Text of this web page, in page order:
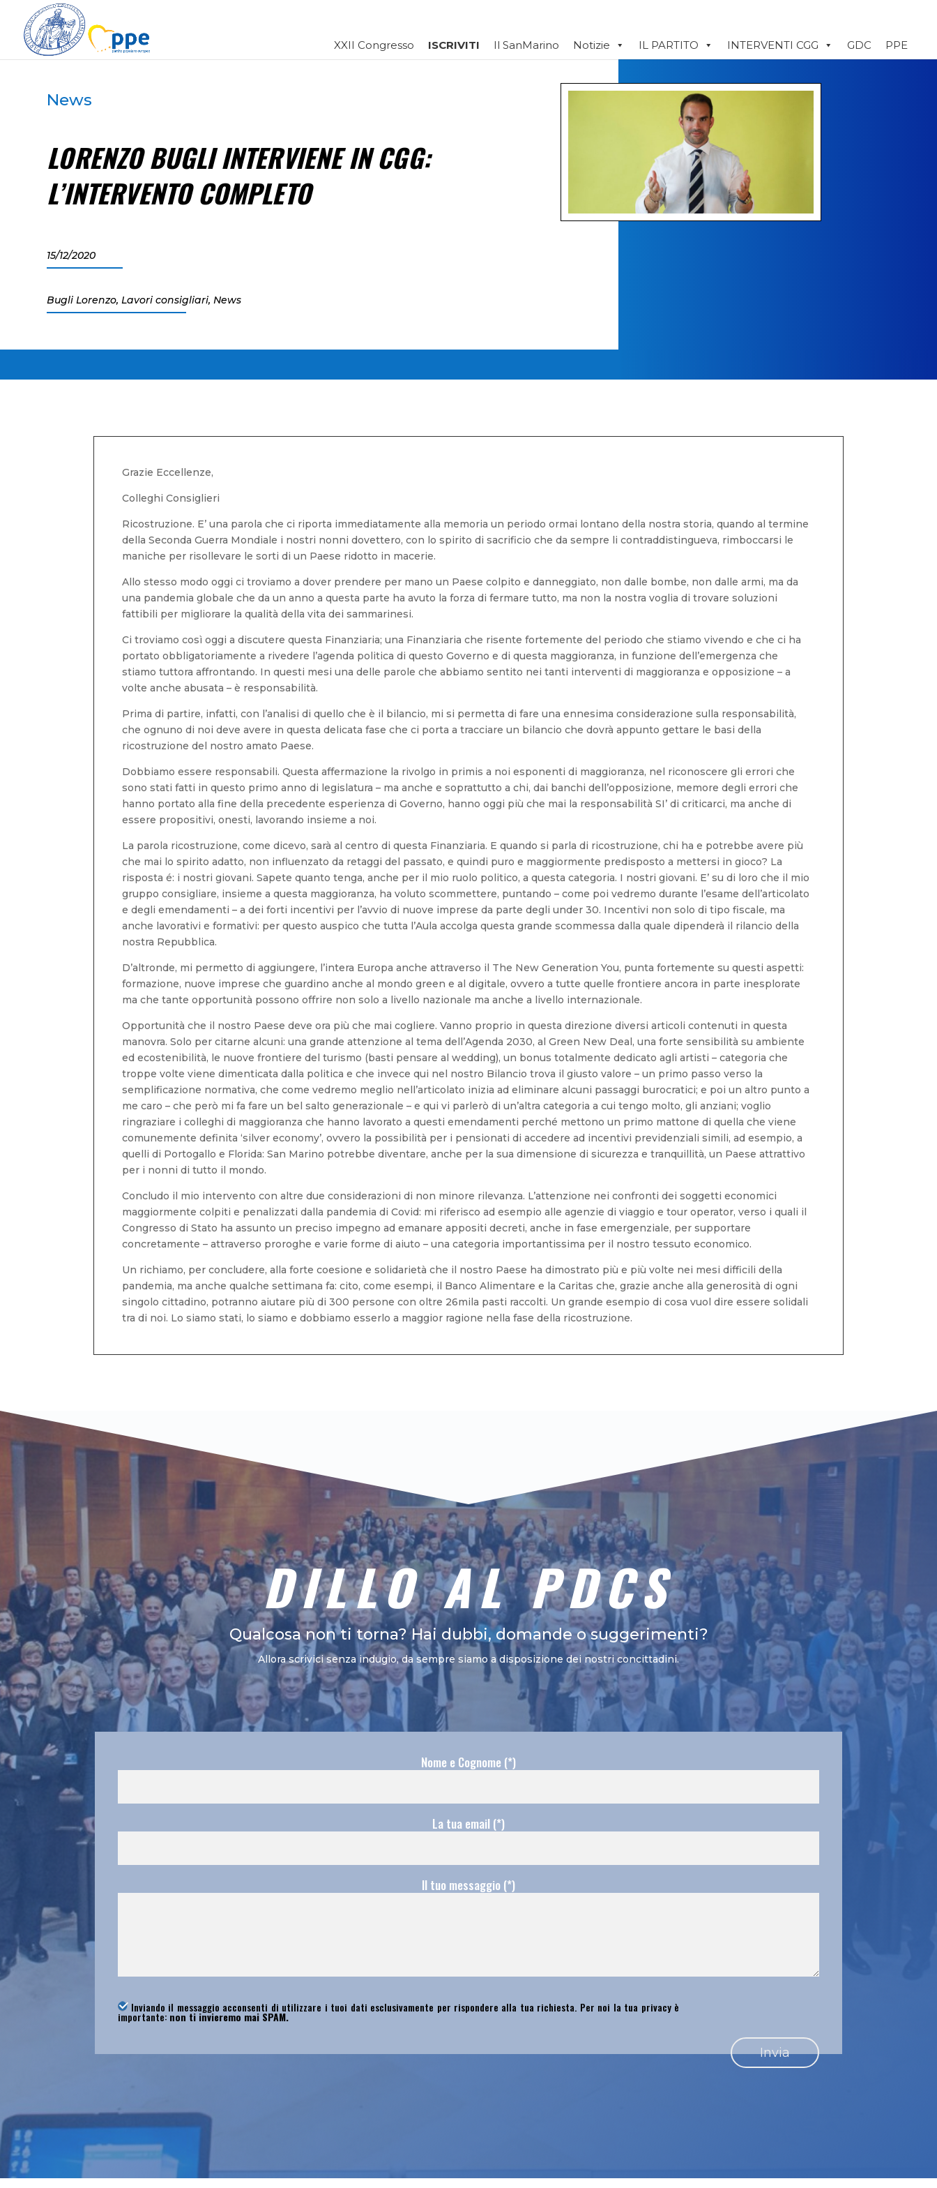
XXII Congresso ISCRIVITI Il SanMarino Notizie IL PARTITO INTERVENTI CGG GDC PPE
News
LORENZO BUGLI INTERVIENE IN CGG:
L’INTERVENTO COMPLETO
15/12/2020
Bugli Lorenzo,Lavori consigliari,News
Grazie Eccellenze,
Colleghi Consiglieri
Ricostruzione. E’ una parola che ci riporta immediatamente alla memoria un periodo ormai lontano della nostra storia, quando al termine
della Seconda Guerra Mondiale i nostri nonni dovettero, con lo spirito di sacrificio che da sempre li contraddistingueva, rimboccarsi le
maniche per risollevare le sorti di un Paese ridotto in macerie.
Allo stesso modo oggi ci troviamo a dover prendere per mano un Paese colpito e danneggiato, non dalle bombe, non dalle armi, ma da
una pandemia globale che da un anno a questa parte ha avuto la forza di fermare tutto, ma non la nostra voglia di trovare soluzioni
fattibili per migliorare la qualità della vita dei sammarinesi.
Ci troviamo così oggi a discutere questa Finanziaria; una Finanziaria che risente fortemente del periodo che stiamo vivendo e che ci ha
portato obbligatoriamente a rivedere l’agenda politica di questo Governo e di questa maggioranza, in funzione dell’emergenza che
stiamo tuttora affrontando. In questi mesi una delle parole che abbiamo sentito nei tanti interventi di maggioranza e opposizione – a
volte anche abusata – è responsabilità.
Prima di partire, infatti, con l’analisi di quello che è il bilancio, mi si permetta di fare una ennesima considerazione sulla responsabilità,
che ognuno di noi deve avere in questa delicata fase che ci porta a tracciare un bilancio che dovrà appunto gettare le basi della
ricostruzione del nostro amato Paese.
Dobbiamo essere responsabili. Questa affermazione la rivolgo in primis a noi esponenti di maggioranza, nel riconoscere gli errori che
sono stati fatti in questo primo anno di legislatura – ma anche e soprattutto a chi, dai banchi dell’opposizione, memore degli errori che
hanno portato alla fine della precedente esperienza di Governo, hanno oggi più che mai la responsabilità SI’ di criticarci, ma anche di
essere propositivi, onesti, lavorando insieme a noi.
La parola ricostruzione, come dicevo, sarà al centro di questa Finanziaria. E quando si parla di ricostruzione, chi ha e potrebbe avere più
che mai lo spirito adatto, non influenzato da retaggi del passato, e quindi puro e maggiormente predisposto a mettersi in gioco? La
risposta é: i nostri giovani. Sapete quanto tenga, anche per il mio ruolo politico, a questa categoria. I nostri giovani. E’ su di loro che il mio
gruppo consigliare, insieme a questa maggioranza, ha voluto scommettere, puntando – come poi vedremo durante l’esame dell’articolato
e degli emendamenti – a dei forti incentivi per l’avvio di nuove imprese da parte degli under 30. Incentivi non solo di tipo fiscale, ma
anche lavorativi e formativi: per questo auspico che tutta l’Aula accolga questa grande scommessa dalla quale dipenderà il rilancio della
nostra Repubblica.
D’altronde, mi permetto di aggiungere, l’intera Europa anche attraverso il The New Generation You, punta fortemente su questi aspetti:
formazione, nuove imprese che guardino anche al mondo green e al digitale, ovvero a tutte quelle frontiere ancora in parte inesplorate
ma che tante opportunità possono offrire non solo a livello nazionale ma anche a livello internazionale.
Opportunità che il nostro Paese deve ora più che mai cogliere. Vanno proprio in questa direzione diversi articoli contenuti in questa
manovra. Solo per citarne alcuni: una grande attenzione al tema dell’Agenda 2030, al Green New Deal, una forte sensibilità su ambiente
ed ecostenibilità, le nuove frontiere del turismo (basti pensare al wedding), un bonus totalmente dedicato agli artisti – categoria che
troppe volte viene dimenticata dalla politica e che invece qui nel nostro Bilancio trova il giusto valore – un primo passo verso la
semplificazione normativa, che come vedremo meglio nell’articolato inizia ad eliminare alcuni passaggi burocratici; e poi un altro punto a
me caro – che però mi fa fare un bel salto generazionale – e qui vi parlerò di un’altra categoria a cui tengo molto, gli anziani; voglio
ringraziare i colleghi di maggioranza che hanno lavorato a questi emendamenti perché mettono un primo mattone di quella che viene
comunemente definita ‘silver economy’, ovvero la possibilità per i pensionati di accedere ad incentivi previdenziali simili, ad esempio, a
quelli di Portogallo e Florida: San Marino potrebbe diventare, anche per la sua dimensione di sicurezza e tranquillità, un Paese attrattivo
per i nonni di tutto il mondo.
Concludo il mio intervento con altre due considerazioni di non minore rilevanza. L’attenzione nei confronti dei soggetti economici
maggiormente colpiti e penalizzati dalla pandemia di Covid: mi riferisco ad esempio alle agenzie di viaggio e tour operator, verso i quali il
Congresso di Stato ha assunto un preciso impegno ad emanare appositi decreti, anche in fase emergenziale, per supportare
concretamente – attraverso proroghe e varie forme di aiuto – una categoria importantissima per il nostro tessuto economico.
Un richiamo, per concludere, alla forte coesione e solidarietà che il nostro Paese ha dimostrato più e più volte nei mesi difficili della
pandemia, ma anche qualche settimana fa: cito, come esempi, il Banco Alimentare e la Caritas che, grazie anche alla generosità di ogni
singolo cittadino, potranno aiutare più di 300 persone con oltre 26mila pasti raccolti. Un grande esempio di cosa vuol dire essere solidali
tra di noi. Lo siamo stati, lo siamo e dobbiamo esserlo a maggior ragione nella fase della ricostruzione.
DILLO AL PDCS
Qualcosa non ti torna? Hai dubbi, domande o suggerimenti?
Allora scrivici senza indugio, da sempre siamo a disposizione dei nostri concittadini.
Nome e Cognome (*)
La tua email (*)
Il tuo messaggio (*)
Inviando il messaggio acconsenti di utilizzare i tuoi dati esclusivamente per rispondere alla tua richiesta. Per noi la tua privacy è
importante:non ti invieremo mai SPAM.